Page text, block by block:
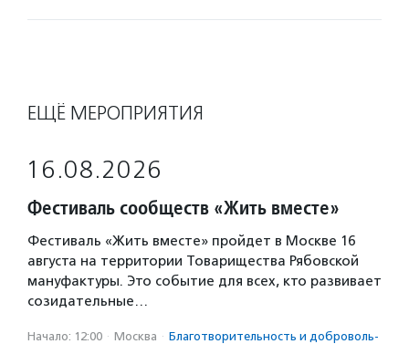
ЕЩЁ МЕРОПРИЯТИЯ
16.08.2026
Фестиваль сообществ «Жить вместе»
Фестиваль «Жить вместе» пройдет в Москве 16
августа на территории Товарищества Рябовской
мануфактуры. Это событие для всех, кто развивает
созидательные…
Начало: 12:00 · Москва · Благотвори­тель­ность и доброволь­